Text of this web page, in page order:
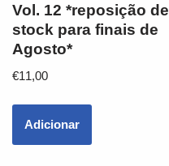
Vol. 12 *reposição de
stock para finais de
Agosto*
€11,00
Adicionar